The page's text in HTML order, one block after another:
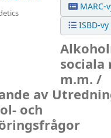
MARC-
ISBD-vy
sociala
m.m. /
av
och